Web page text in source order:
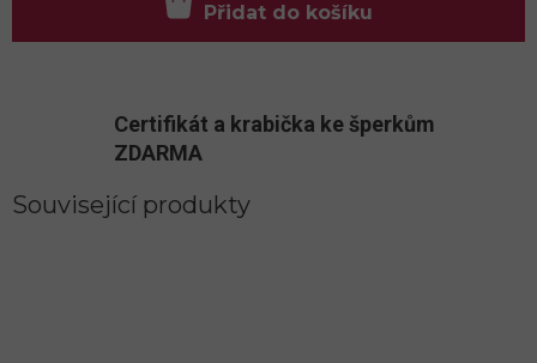
Přidat do košíku
Certifikát a krabička ke šperkům
ZDARMA
Související produkty